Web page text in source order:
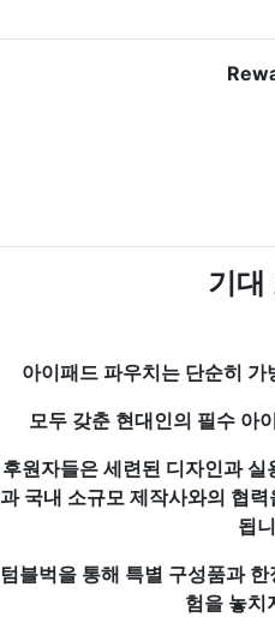
기대
아이패드 파우치는 단순히
모두 갖춘 현대인의 필수 아
후원자들은 세련된 디자인과
과 국내 소규모 제작사와의 협
됩
텀블벅을 통해 특별 구성품과
험을 놓치